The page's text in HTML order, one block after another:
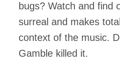
bugs? Watch and find
surreal and makes
context of the music.
Gamble killed it.